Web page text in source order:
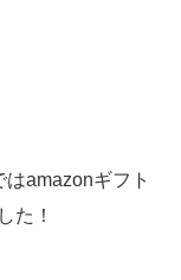
はamazonギフト
た！